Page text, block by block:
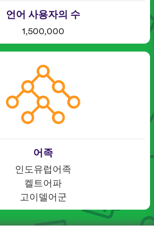
언어 사용자의 수
1,500,000
어족
인도유럽어족
켈트어파
고이델어군